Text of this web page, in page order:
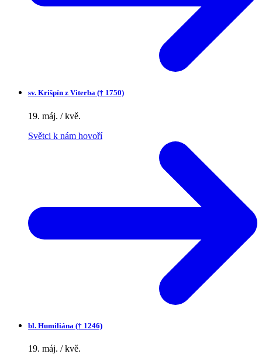
sv. Krišpín z Viterba († 1750)
19. máj. / kvě.
Světci k nám hovoří
bl. Humiliána († 1246)
19. máj. / kvě.